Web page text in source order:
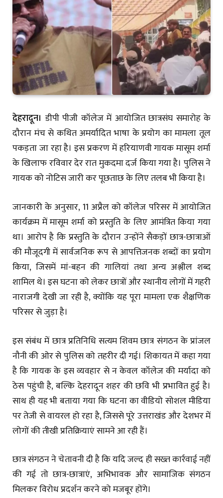
देहरादून। डीपी पीजी कॉलेज में आयोजित छात्रसंघ समारोह के
दौरान मंच से कथित अमर्यादित भाषा के प्रयोग का मामला तूल
पकड़ता जा रहा है। इस प्रकरण में हरियाणवी गायक मासूम शर्मा
के खिलाफ रविवार देर रात मुकदमा दर्ज किया गया है। पुलिस ने
गायक को नोटिस जारी कर पूछताछ के लिए तलब भी किया है।
जानकारी के अनुसार, 11 अप्रैल को कॉलेज परिसर में आयोजित
कार्यक्रम में मासूम शर्मा को प्रस्तुति के लिए आमंत्रित किया गया
था। आरोप है कि प्रस्तुति के दौरान उन्होंने सैकड़ों छात्र-छात्राओं
की मौजूदगी में सार्वजनिक रूप से आपत्तिजनक शब्दों का प्रयोग
किया, जिसमें मां-बहन की गालियां तथा अन्य अश्लील शब्द
शामिल थे। इस घटना को लेकर छात्रों और स्थानीय लोगों में गहरी
नाराजगी देखी जा रही है, क्योंकि यह पूरा मामला एक शैक्षणिक
परिसर से जुड़ा है।
इस संबंध में छात्र प्रतिनिधि सत्यम शिवम छात्र संगठन के प्रांजल
नौनी की ओर से पुलिस को तहरीर दी गई। शिकायत में कहा गया
है कि गायक के इस व्यवहार से न केवल कॉलेज की मर्यादा को
ठेस पहुंची है, बल्कि देहरादून शहर की छवि भी प्रभावित हुई है।
साथ ही यह भी बताया गया कि घटना का वीडियो सोशल मीडिया
पर तेजी से वायरल हो रहा है, जिससे पूरे उत्तराखंड और देशभर में
लोगों की तीखी प्रतिक्रियाएं सामने आ रही हैं।
छात्र संगठन ने चेतावनी दी है कि यदि जल्द ही सख्त कार्रवाई नहीं
की गई तो छात्र-छात्राएं, अभिभावक और सामाजिक संगठन
मिलकर विरोध प्रदर्शन करने को मजबूर होंगे।